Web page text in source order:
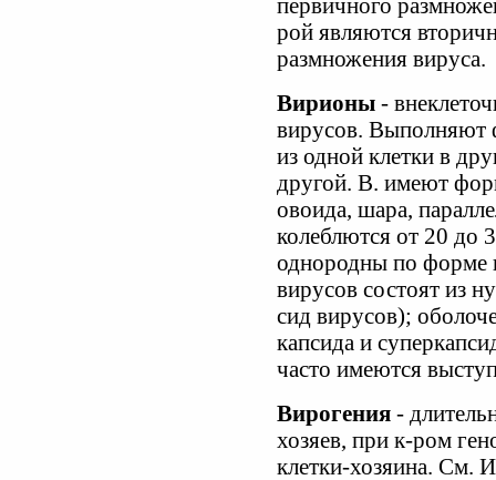
первичного
рой являются
размножения вируса.
Вирионы -
вирусов. Выполняют
из одной клетки в
другой. В. имеют
овоида, шара,
колеблются от 20 до
однородны по форме
вирусов состоят из
сид вирусов);
капсида и
часто имеются
Вирогения -
хозяев, при к-ром
клетки-хозяина. См.